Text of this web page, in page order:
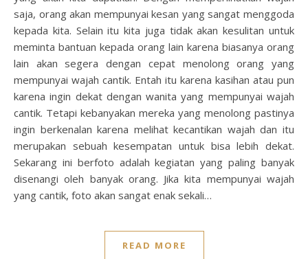
saja, orang akan mempunyai kesan yang sangat menggoda
kepada kita. Selain itu kita juga tidak akan kesulitan untuk
meminta bantuan kepada orang lain karena biasanya orang
lain akan segera dengan cepat menolong orang yang
mempunyai wajah cantik. Entah itu karena kasihan atau pun
karena ingin dekat dengan wanita yang mempunyai wajah
cantik. Tetapi kebanyakan mereka yang menolong pastinya
ingin berkenalan karena melihat kecantikan wajah dan itu
merupakan sebuah kesempatan untuk bisa lebih dekat.
Sekarang ini berfoto adalah kegiatan yang paling banyak
disenangi oleh banyak orang. Jika kita mempunyai wajah
yang cantik, foto akan sangat enak sekali…
READ MORE